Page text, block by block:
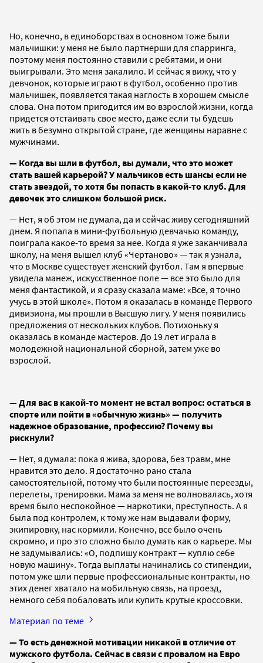
Но, конечно, в единоборствах в основном тоже были
мальчишки: у меня не было партнерши для спарринга,
поэтому меня постоянно ставили с ребятами, и они
выигрывали. Это меня закалило. И сейчас я вижу, что у
девчонок, которые играют в футбол, особенно против
мальчишек, появляется такая наглость в хорошем смысле
слова. Она потом пригодится им во взрослой жизни, когда
придется отстаивать свое место, даже если ты будешь
жить в безумно открытой стране, где женщины наравне с
мужчинами.
— Когда вы шли в футбол, вы думали, что это может
стать вашей карьерой? У мальчиков есть шансы если не
стать звездой, то хотя бы попасть в какой-то клуб. Для
девочек это слишком большой риск.
— Нет, я об этом не думала, да и сейчас живу сегодняшний
днем. Я попала в мини-футбольную девчачью команду,
поиграла какое-то время за нее. Когда я уже заканчивала
школу, на меня вышел клуб «Чертаново» — так я узнала,
что в Москве существует женский футбол. Там я впервые
увидела манеж, искусственное поле — все это было для
меня фантастикой, и я сразу сказала маме: «Все, я точно
учусь в этой школе». Потом я оказалась в команде Первого
дивизиона, мы прошли в Высшую лигу. У меня появились
предложения от нескольких клубов. Потихоньку я
оказалась в команде мастеров. До 19 лет играла в
молодежной национальной сборной, затем уже во
взрослой.
— Для вас в какой-то момент не встал вопрос: остаться в
спорте или пойти в «обычную жизнь» — получить
надежное образование, профессию? Почему вы
рискнули?
— Нет, я думала: пока я жива, здорова, без травм, мне
нравится это дело. Я достаточно рано стала
самостоятельной, потому что были постоянные переезды,
перелеты, тренировки. Мама за меня не волновалась, хотя
время было неспокойное — наркотики, преступность. А я
была под контролем, к тому же нам выдавали форму,
экипировку, нас кормили. Конечно, все было очень
скромно, и про это сложно было думать как о карьере. Мы
не задумывались: «О, подпишу контракт — куплю себе
новую машину». Тогда выплаты начинались со стипендии,
потом уже шли первые профессиональные контракты, но
этих денег хватало на мобильную связь, на проезд,
немного себя побаловать или купить крутые кроссовки.
Материал по теме
— То есть денежной мотивации никакой в отличие от
мужского футбола. Сейчас в связи с провалом на Евро